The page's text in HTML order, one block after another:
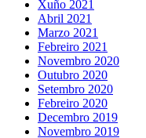
Xuño 2021
Abril 2021
Marzo 2021
Febreiro 2021
Novembro 2020
Outubro 2020
Setembro 2020
Febreiro 2020
Decembro 2019
Novembro 2019